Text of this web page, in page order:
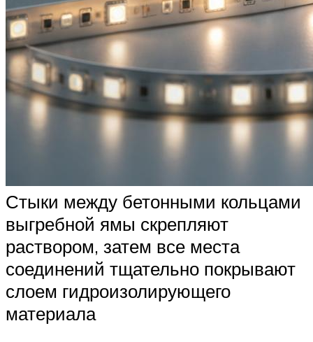
Стыки между бетонными кольцами
выгребной ямы скрепляют
раствором, затем все места
соединений тщательно покрывают
слоем гидроизолирующего
материала